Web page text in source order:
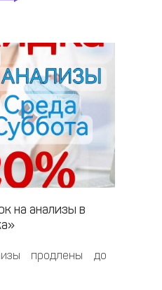
на анализы в
продлены до